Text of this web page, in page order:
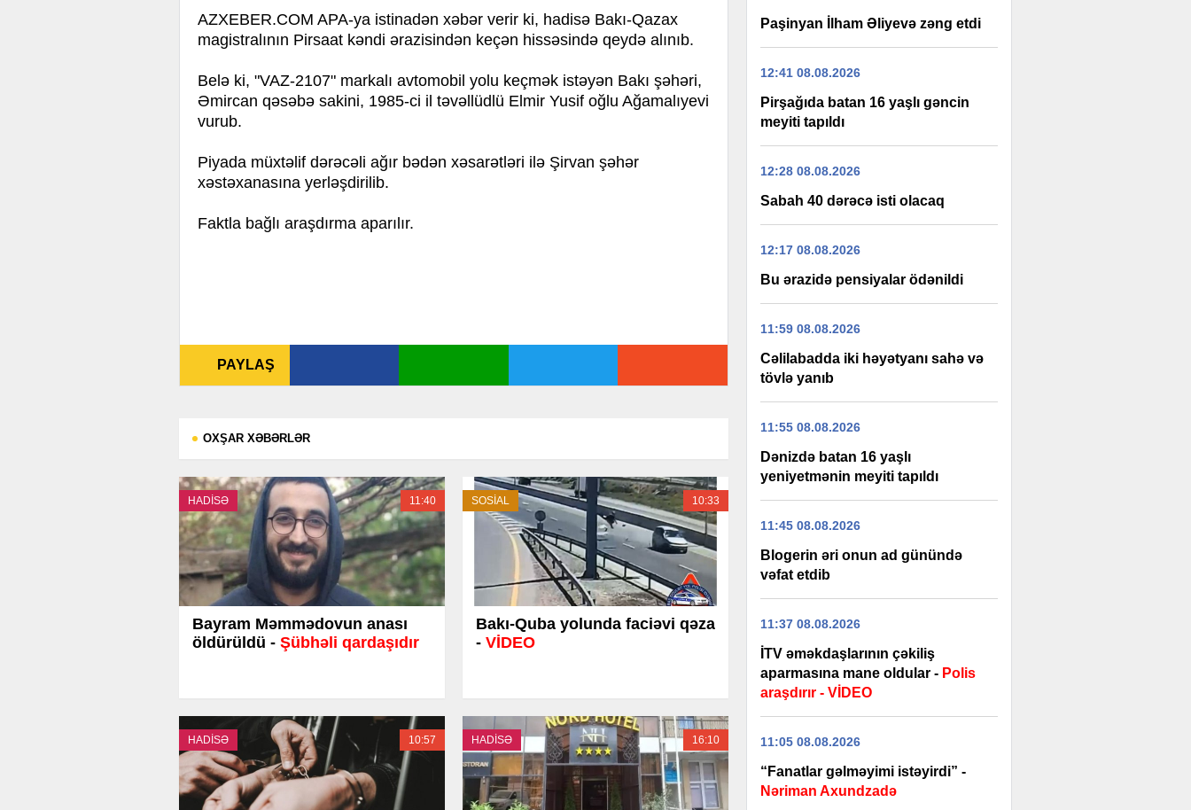
AZXEBER.COM APA-ya istinadən xəbər verir ki, hadisə Bakı-Qazax
magistralının Pirsaat kəndi ərazisindən keçən hissəsində qeydə alınıb.
Belə ki, "VAZ-2107" markalı avtomobil yolu keçmək istəyən Bakı şəhəri,
Əmircan qəsəbə sakini, 1985-ci il təvəllüdlü Elmir Yusif oğlu Ağamalıyevi
vurub.
Piyada müxtəlif dərəcəli ağır bədən xəsarətləri ilə Şirvan şəhər
xəstəxanasına yerləşdirilib.
Faktla bağlı araşdırma aparılır.
PAYLAŞ
OXŞAR XƏBƏRLƏR
HADİSƏ 11:40
Bayram Məmmədovun anası
öldürüldü - Şübhəli qardaşıdır
SOSİAL 10:33
Bakı-Quba yolunda faciəvi qəza
- VİDEO
HADİSƏ 10:57 HADİSƏ 16:10
Paşinyan İlham Əliyevə zəng etdi
12:41 08.08.2026
Pirşağıda batan 16 yaşlı gəncin
meyiti tapıldı
12:28 08.08.2026
Sabah 40 dərəcə isti olacaq
12:17 08.08.2026
Bu ərazidə pensiyalar ödənildi
11:59 08.08.2026
Cəlilabadda iki həyətyanı sahə və
tövlə yanıb
11:55 08.08.2026
Dənizdə batan 16 yaşlı
yeniyetmənin meyiti tapıldı
11:45 08.08.2026
Blogerin əri onun ad günündə
vəfat etdib
11:37 08.08.2026
İTV əməkdaşlarının çəkiliş
aparmasına mane oldular - Polis
araşdırır - VİDEO
11:05 08.08.2026
“Fanatlar gəlməyimi istəyirdi” -
Nəriman Axundzadə